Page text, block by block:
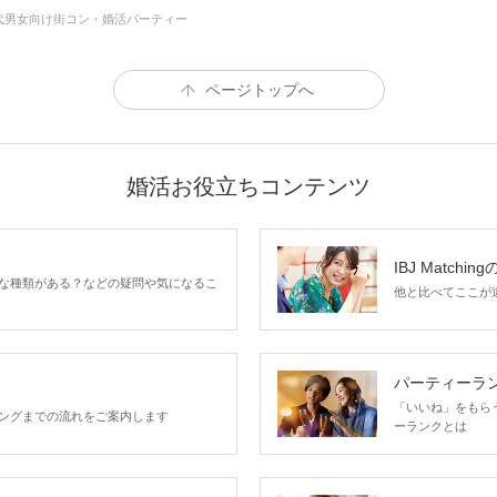
男女向け街コン・婚活パーティー
ページトップへ
婚活お役立ちコンテンツ
種類がある？などの疑問や気になるこ
IBJ Matching
他と比べてここが
グまでの流れをご案内します
パーティーラ
「いいね」をも
ーランクとは